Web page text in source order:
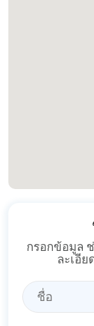
กรอกข้อมูล
ละเอีย